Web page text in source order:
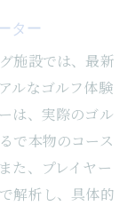
ター
施設では、最新
ルなゴルフ体験
は、実際のゴル
で本物のコース
た、プレイヤー
解析し、具体的